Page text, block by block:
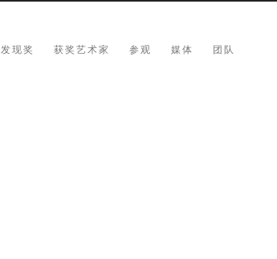
发现奖 获奖艺术家 参观 媒体 团队